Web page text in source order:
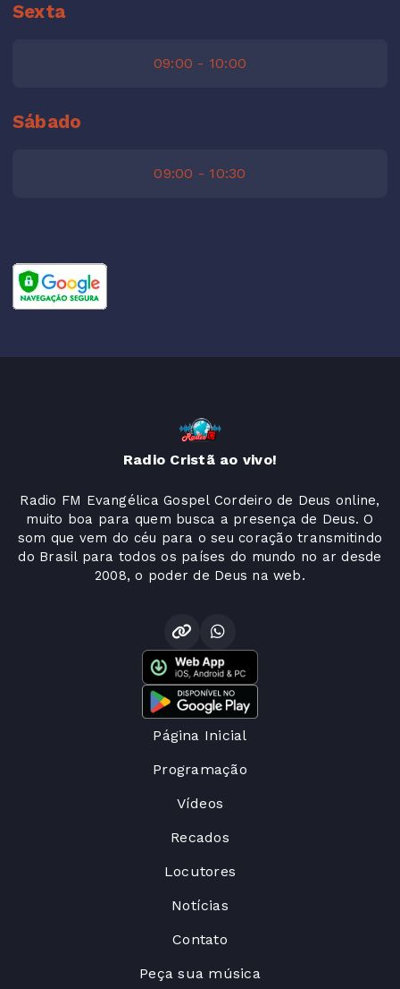
Sexta
09:00 - 10:00
Sábado
09:00 - 10:30
Radio Cristã ao vivo!
Radio FM Evangélica Gospel Cordeiro de Deus online,
muito boa para quem busca a presença de Deus. O
som que vem do céu para o seu coração transmitindo
do Brasil para todos os países do mundo no ar desde
2008, o poder de Deus na web.
Página Inicial
Programação
Vídeos
Recados
Locutores
Notícias
Contato
Peça sua música